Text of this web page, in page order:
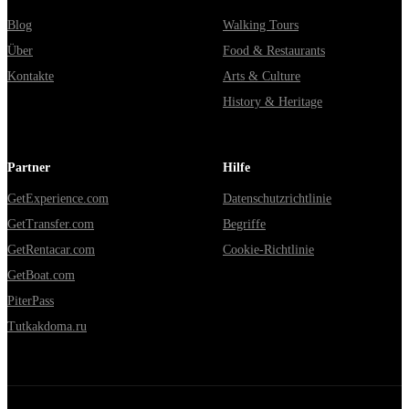
Blog
Über
Kontakte
Walking Tours
Food & Restaurants
Arts & Culture
History & Heritage
Partner
GetExperience.com
GetTransfer.com
GetRentacar.com
GetBoat.com
PiterPass
Tutkakdoma.ru
Hilfe
Datenschutzrichtlinie
Begriffe
Cookie-Richtlinie